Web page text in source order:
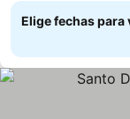
Elige fechas